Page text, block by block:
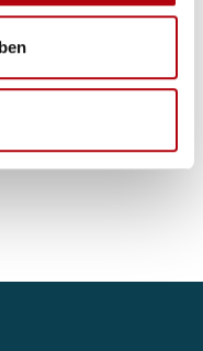
ernennt
zum CEO,